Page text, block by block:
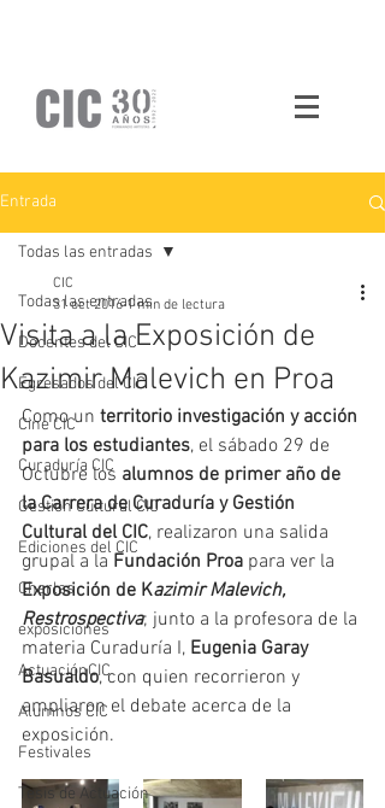
Entrada
Todas las entradas
Docentes del CIC
Egresados del CIC
Cine CIC
Curaduría CIC
Gestión Cultural CIC
Ediciones del CIC
Charlas
exposiciones
ActuaciónCIC
Alumnos CIC
Festivales
Tesis de Actuación
Todas las entradas
Visita a la Exposición de
Kazimir Malevich en Proa
CIC
31 oct 2016 1 min de lectura
Como un territorio investigación y acción
para los estudiantes, el sábado 29 de
Octubre los alumnos de primer año de
la Carrera de Curaduría y Gestión
Cultural del CIC, realizaron una salida
grupal a la Fundación Proa para ver la
Exposición de Kazimir Malevich,
Restrospectiva; junto a la profesora de la
materia Curaduría I, Eugenia Garay
Basualdo, con quien recorrieron y
ampliaron el debate acerca de la
exposición.